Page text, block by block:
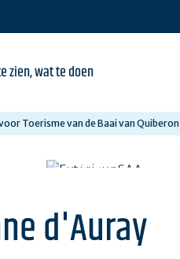
zien, wat te doen
Toerisme van de Baai van Quiberon
d'Auray